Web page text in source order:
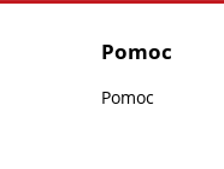
Pomoc
Pomoc